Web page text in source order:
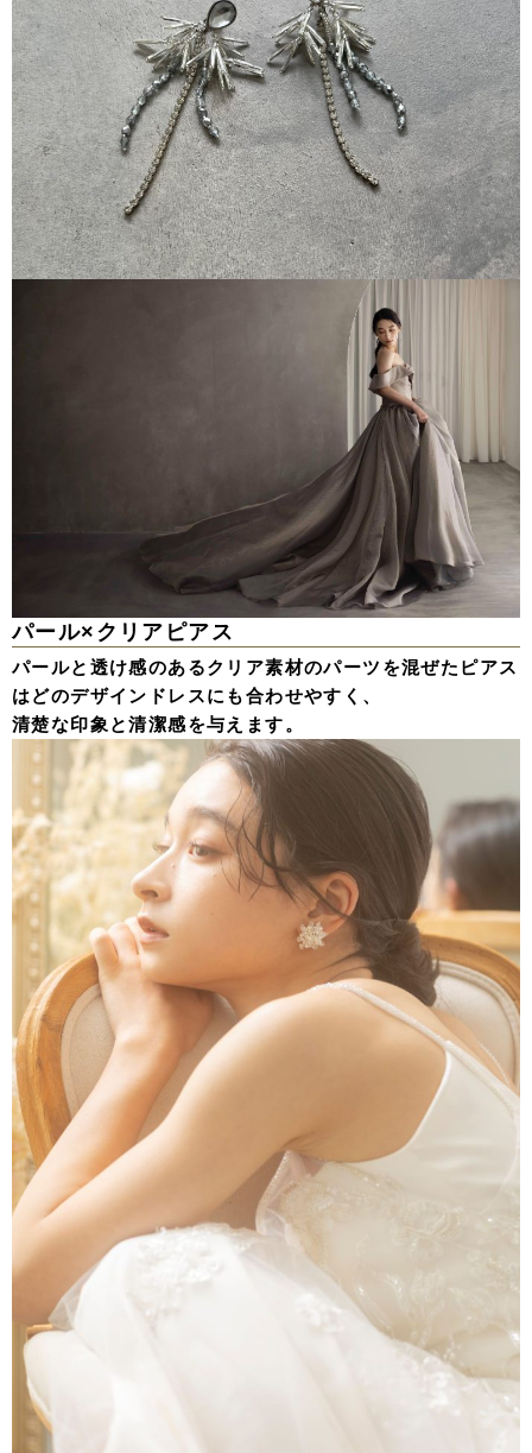
パール×クリアピアス
パールと透け感のあるクリア素材のパーツを混ぜたピアス
はどのデザインドレスにも合わせやすく、
清楚な印象と清潔感を与えます。